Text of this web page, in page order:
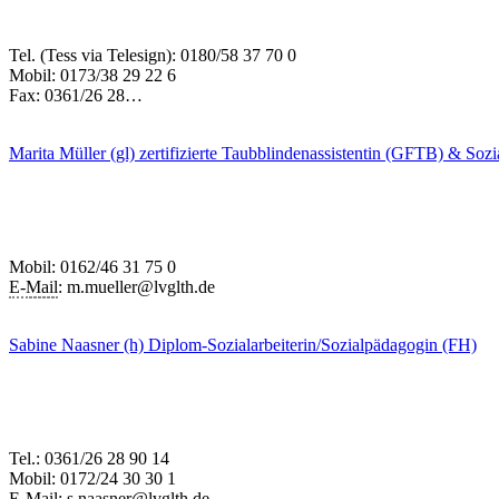
Tel. (Tess via Telesign): 0180/58 37 70 0
Mobil: 0173/38 29 22 6
Fax: 0361/26 28…
Marita Müller (gl) zertifizierte Taubblindenassistentin (GFTB) &
Mobil: 0162/46 31 75 0
E-Mail: m.mueller@lvglth.de
Sabine Naasner (h) Diplom-Sozialarbeiterin/Sozialpädagogin (FH)
Tel.: 0361/26 28 90 14
Mobil: 0172/24 30 30 1